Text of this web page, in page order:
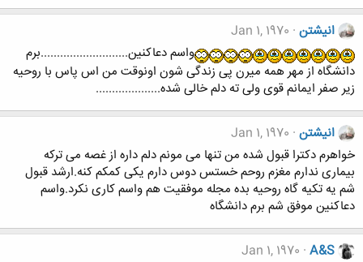
انیشتن Jan 1, 1970
واسم دعاکنین...........................برم
دانشگاه از مهر همه میرن پی زندگی شون اونوقت من اس پاس با روحیه
زیر صفر ایمانم قوی ولی ته دلم خالی شده....................
انیشتن Jan 1, 1970
خواهرم دکترا قبول شده من تنها می مونم دلم داره از غصه می ترکه
بیماری ندارم مغزم روحم خستس دوس دارم یکی کمکم کنه.ارشد قبول
شم یه تکیه گاه روحیه بده مجله موفقیت هم واسم کاری نکرد.واسم
دعاکنین موفق شم برم دانشگاه
A&S
Jan 1, 1970